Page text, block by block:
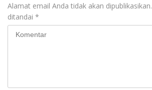
Alamat email Anda tidak akan dipublikasikan.
ditandai *